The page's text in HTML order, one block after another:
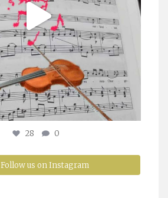
28 0
Follow us on Instagram